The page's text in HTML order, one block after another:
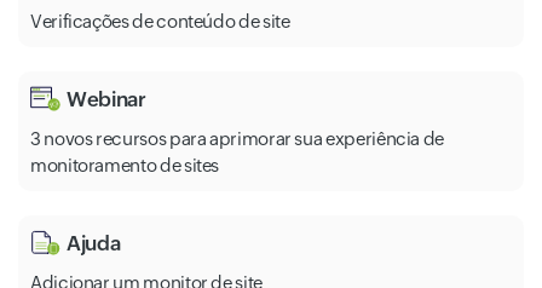
Verificações de conteúdo de site
Webinar
3 novos recursos para aprimorar sua experiência de
monitoramento de sites
Ajuda
Adicionar um monitor de site